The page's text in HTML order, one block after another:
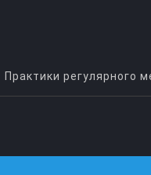
Практики регулярного